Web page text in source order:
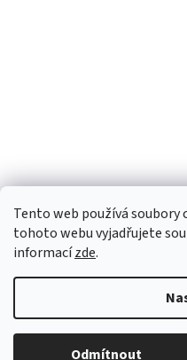
Tento web používá soubory
tohoto webu vyjadřujete
informacízde.
Odmítnout
Facebook
Copyright 2026Palubky-
Upravit